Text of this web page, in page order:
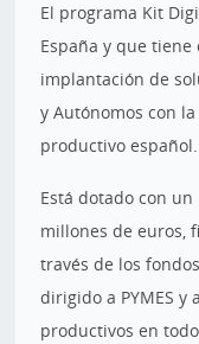
El programa Kit
España y que
implantación de
y Autónomos con
productivo español.
Está dotado con
millones de euros,
través de los
dirigido a PYMES y
productivos en